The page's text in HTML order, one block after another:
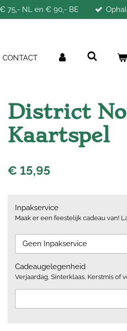
75,- NL en € 90,- BE
CONTACT
District
Kaartspel
€ 15,95
Inpakservice
Maak er een feestelijk cadeau van!
Cadeaugelegenheid
Verjaardag, Sinterklaas, Kerstmis of